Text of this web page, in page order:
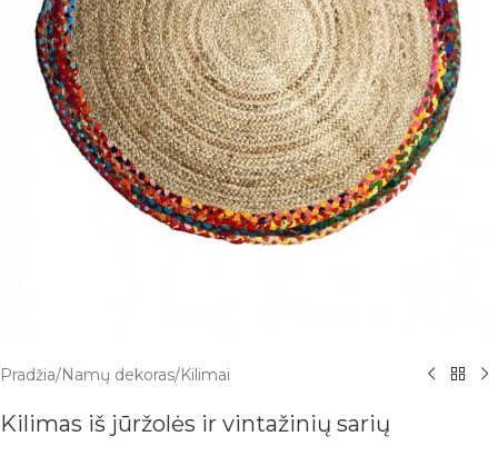
Pradžia/Namų dekoras/Kilimai
Kilimas iš jūržolės ir vintažinių sarių